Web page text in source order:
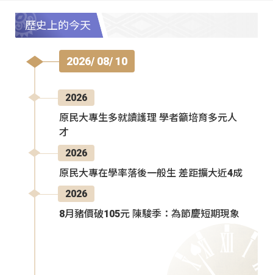
歷史上的今天
2026/ 08/ 10
2026
原民大專生多就讀護理 學者籲培育多元人
才
2026
原民大專在學率落後一般生 差距擴大近4成
2026
8月豬價破105元 陳駿季：為節慶短期現象